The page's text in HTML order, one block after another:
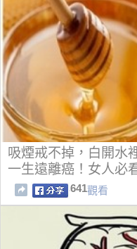
吸煙戒不掉，白開水
一生遠離癌！女人必
641觀看